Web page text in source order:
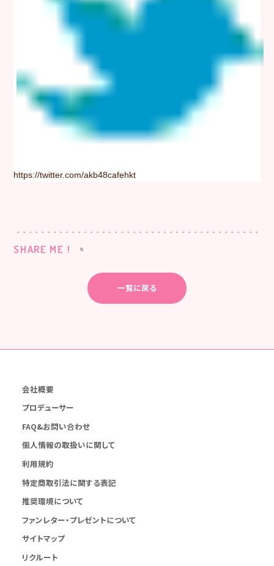
https://twitter.com/akb48cafehkt
SHARE ME !
一覧に戻る
会社概要
プロデューサー
FAQ&お問い合わせ
個人情報の取扱いに関して
利用規約
特定商取引法に関する表記
推奨環境について
ファンレター・プレゼントについて
サイトマップ
リクルート